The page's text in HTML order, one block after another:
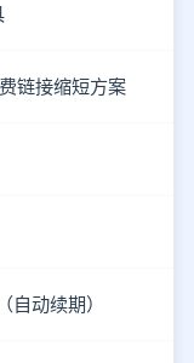
链接缩短方案
动续期）